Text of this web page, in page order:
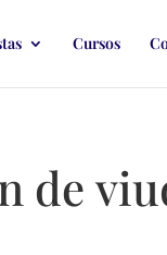
Cursos
de